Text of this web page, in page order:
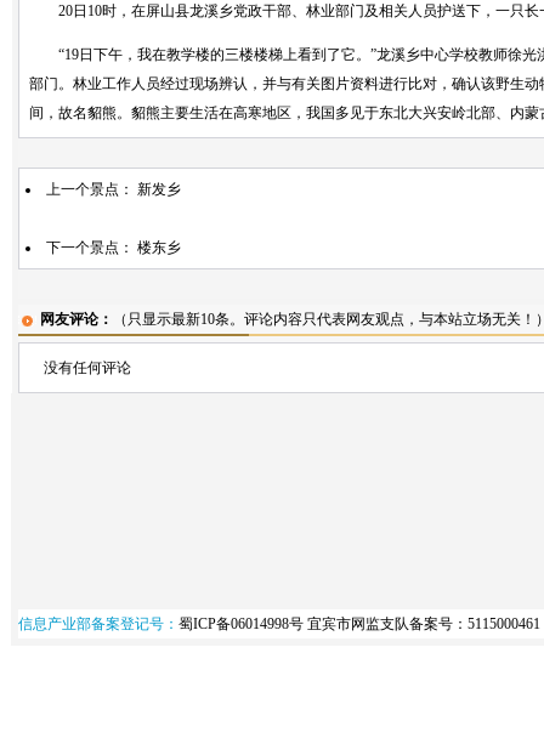
20日10时，在屏山县龙溪乡党政干部、林业部门及相关人员护送下，一只长
“19日下午，我在教学楼的三楼楼梯上看到了它。”龙溪乡中心学校教师徐光
部门。林业工作人员经过现场辨认，并与有关图片资料进行比对，确认该野生
间，故名貂熊。貂熊主要生活在高寒地区，我国多见于东北大兴安岭北部、内
上一个景点： 新发乡
下一个景点： 楼东乡
网友评论： （只显示最新10条。评论内容只代表网友观点，与本站立场无关！
没有任何评论
信息产业部备案登记号： 蜀ICP备06014998号 宜宾市网监支队备案号：